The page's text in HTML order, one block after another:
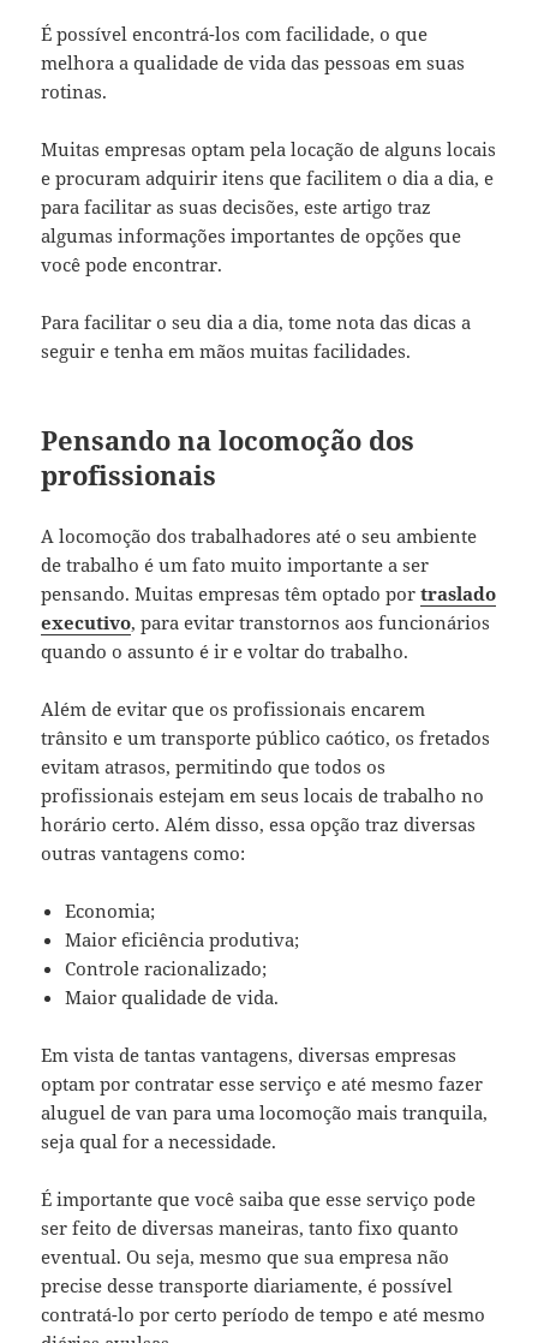
É possível encontrá-los com facilidade, o que
melhora a qualidade de vida das pessoas em suas
rotinas.
Muitas empresas optam pela locação de alguns locais
e procuram adquirir itens que facilitem o dia a dia, e
para facilitar as suas decisões, este artigo traz
algumas informações importantes de opções que
você pode encontrar.
Para facilitar o seu dia a dia, tome nota das dicas a
seguir e tenha em mãos muitas facilidades.
Pensando na locomoção dos
profissionais
A locomoção dos trabalhadores até o seu ambiente
de trabalho é um fato muito importante a ser
pensando. Muitas empresas têm optado portraslado
executivo, para evitar transtornos aos funcionários
quando o assunto é ir e voltar do trabalho.
Além de evitar que os profissionais encarem
trânsito e um transporte público caótico, os fretados
evitam atrasos, permitindo que todos os
profissionais estejam em seus locais de trabalho no
horário certo. Além disso, essa opção traz diversas
outras vantagens como:
Economia;
Maior eficiência produtiva;
Controle racionalizado;
Maior qualidade de vida.
Em vista de tantas vantagens, diversas empresas
optam por contratar esse serviço e até mesmo fazer
aluguel de van para uma locomoção mais tranquila,
seja qual for a necessidade.
É importante que você saiba que esse serviço pode
ser feito de diversas maneiras, tanto fixo quanto
eventual. Ou seja, mesmo que sua empresa não
precise desse transporte diariamente, é possível
contratá-lo por certo período de tempo e até mesmo